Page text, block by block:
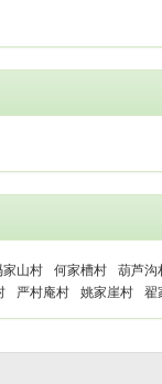
家山村 何家槽村 葫芦沟
严村庵村 姚家崖村 翟